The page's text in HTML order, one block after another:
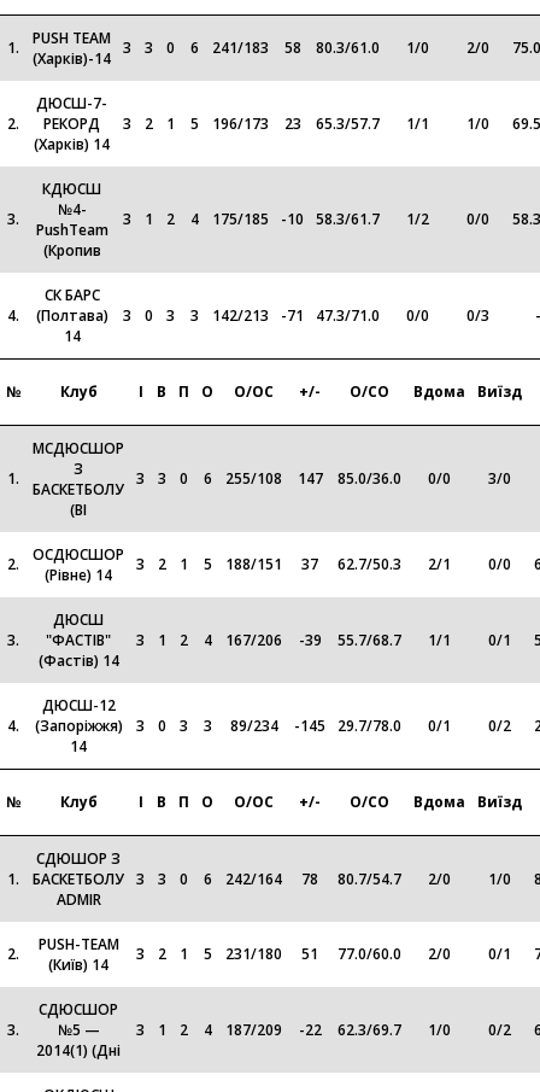
1.
PUSH TEAM
(Харків)-14
3 3 0 6 241/183 58 80.3/61.0 1/0 2/0 75.0
2.
ДЮСШ-7-
РЕКОРД
(Харків) 14
3 2 1 5 196/173 23 65.3/57.7 1/1 1/0 69.5
3.
КДЮСШ
№4-
PushTeam
(Кропив
3 1 2 4 175/185 -10 58.3/61.7 1/2 0/0 58.3
4.
СК БАРС
(Полтава)
14
3 0 3 3 142/213 -71 47.3/71.0 0/0 0/3
№ Клуб І В П О О/ОС +/- О/СО Вдома Виїзд
1.
МСДЮСШОР
З
БАСКЕТБОЛУ
(ВІ
3 3 0 6 255/108 147 85.0/36.0 0/0 3/0
2.
ОСДЮСШОР
(Рівне) 14
3 2 1 5 188/151 37 62.7/50.3 2/1 0/0
3.
ДЮСШ
"ФАСТІВ"
(Фастів) 14
3 1 2 4 167/206 -39 55.7/68.7 1/1 0/1
4.
ДЮСШ-12
(Запоріжжя)
14
3 0 3 3 89/234 -145 29.7/78.0 0/1 0/2
№ Клуб І В П О О/ОС +/- О/СО Вдома Виїзд
1.
СДЮШОР З
БАСКЕТБОЛУ
ADMIR
3 3 0 6 242/164 78 80.7/54.7 2/0 1/0
2.
PUSH-TEAM
(Київ) 14
3 2 1 5 231/180 51 77.0/60.0 2/0 0/1
3.
СДЮСШОР
№5 —
2014(1) (Дні
3 1 2 4 187/209 -22 62.3/69.7 1/0 0/2